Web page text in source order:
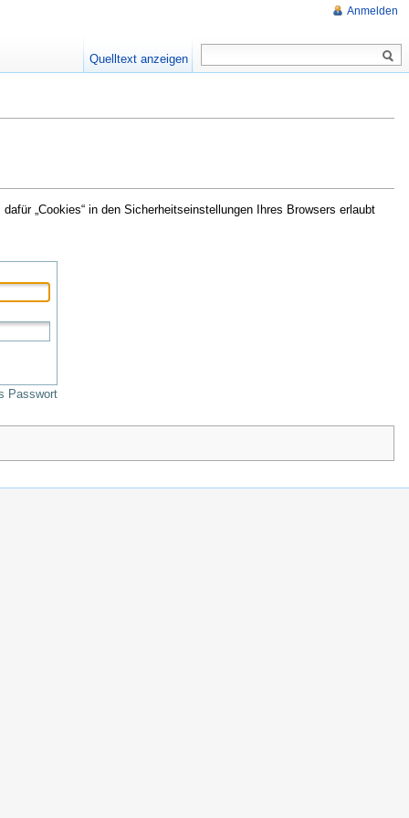
„Cookies“ in den Sicherheitseinstellungen Ihres Browsers erlaubt
Passwort
Anmelden
Quelltext anzeigen